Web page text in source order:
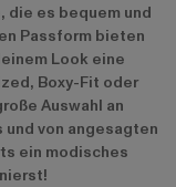
die es bequem und
Passform bieten
Look eine
Boxy-Fit oder
Auswahl an
von angesagten
ein modisches